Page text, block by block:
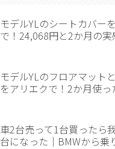
モデルYLのシートカバー
で！24,068円と2か月の実
モデルYLのフロアマット
をアリエクで！2か月使っ
車2台売って1台買ったら
台になった｜BMWから乗